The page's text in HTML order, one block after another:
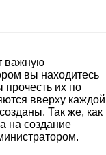
важную
вы находитесь
их по
вверху каждой
Так же, как
на создание